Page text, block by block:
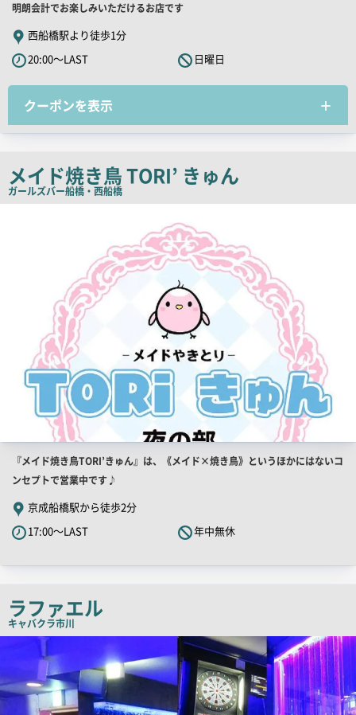
舗
PR
キ
ャ
ッ
コ
明朗会計でお楽しみいただけるお店です
西船橋駅より徒歩1分
20:00～LAST
日曜日
クーポンを表示
メイド焼き鳥 TORI’ きゅん
ガールズバー船橋・西船橋
店
舗
PR
キ
ャ
ピ
ー
『メイド焼き鳥TORI’きゅん』は、《メイド×焼き鳥》というほかにはないコ
ンセプトで営業中です♪
京成船橋駅から徒歩2分
17:00～LAST
年中無休
ラファエル
キャバクラ市川
店
画
像